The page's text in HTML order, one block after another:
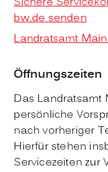
bw.de senden
Landratsamt
Öffnungszeiten
Das Landratsamt
persönliche
nach vorheriger
Hierfür stehen
Servicezeiten zur